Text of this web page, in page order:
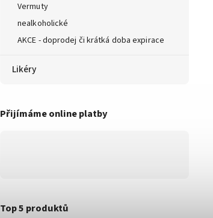
Vermuty
nealkoholické
AKCE - doprodej či krátká doba expirace
Likéry
Přijímáme online platby
Top 5 produktů